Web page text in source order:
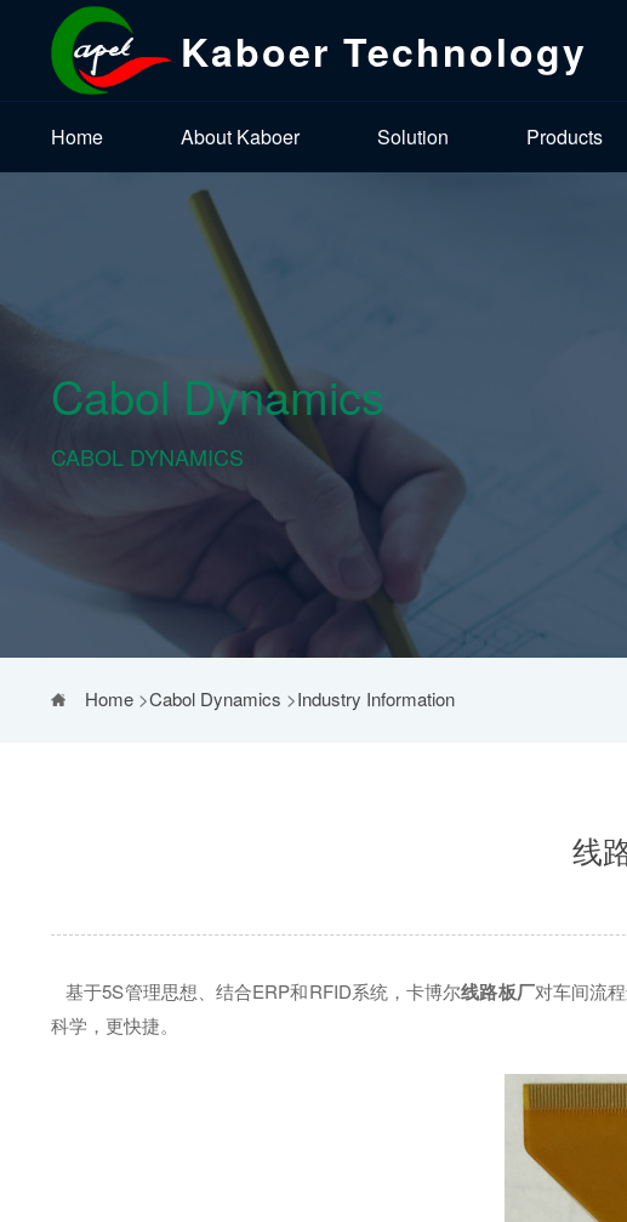
Kaboer Technology
Home About Kaboer Solution Products
Cabol Dynamics
CABOL DYNAMICS
Home>Cabol Dynamics >Industry Information
线
基于5S管理思想、结合ERP和RFID系统，卡博尔线路板厂对车间流
科学，更快捷。